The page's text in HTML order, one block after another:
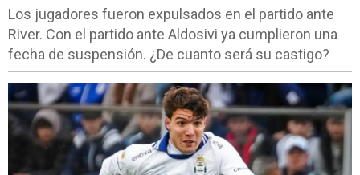
Los jugadores fueron expulsados en el partido ante
River. Con el partido ante Aldosivi ya cumplieron una
fecha de suspensión. ¿De cuanto será su castigo?